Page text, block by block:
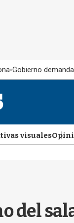
Gobierno
visuales
del